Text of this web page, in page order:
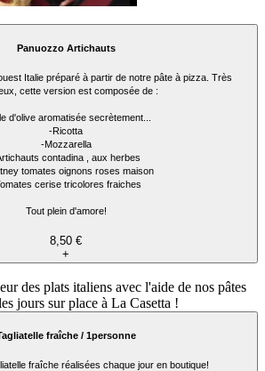
Panuozzo Artichauts
Italie préparé à partir de notre pâte à pizza. Très
cette version est composée de :
d'olive aromatisée secrètement...
-Ricotta
-Mozzarella
contadina , aux herbes
tomates oignons roses maison
cerise tricolores fraiches
Tout plein d'amore!
8,50 €
+
des plats italiens avec l'aide de nos pâtes
jours sur place à La Casetta !
fraîche / 1personne
fraîche réalisées chaque jour en boutique!